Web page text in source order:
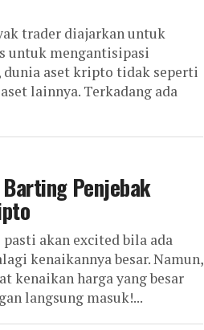
trader diajarkan untuk
untuk mengantisipasi
dunia aset kripto tidak seperti
lainnya. Terkadang ada
Penjebak
akan excited bila ada
kenaikannya besar. Namun,
kenaikan harga yang besar
langsung masuk!...